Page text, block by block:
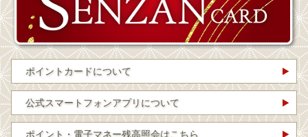
ポイントカードについて
公式スマートフォンアプリについて
ポイント・電子マネー残高照会はこちら